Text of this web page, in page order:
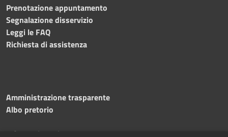
Prenotazione appuntamento
Segnalazione disservizio
Leggi le FAQ
Richiesta di assistenza
Amministrazione trasparente
Albo pretorio
Informativa privacy